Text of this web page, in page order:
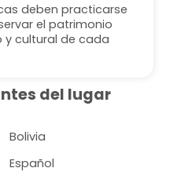
deben practicarse
el patrimonio
cultural de cada
del lugar
Bolivia
Español